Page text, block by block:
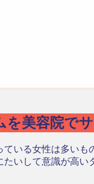
を美容院で
いる女性は多い
いして意識が高い